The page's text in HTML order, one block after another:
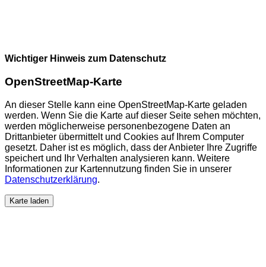
Wichtiger Hinweis zum Datenschutz
OpenStreetMap-Karte
An dieser Stelle kann eine OpenStreetMap-Karte geladen
werden. Wenn Sie die Karte auf dieser Seite sehen möchten,
werden möglicherweise personenbezogene Daten an
Drittanbieter übermittelt und Cookies auf Ihrem Computer
gesetzt. Daher ist es möglich, dass der Anbieter Ihre Zugriffe
speichert und Ihr Verhalten analysieren kann. Weitere
Informationen zur Kartennutzung finden Sie in unserer
Datenschutzerklärung.
Karte laden